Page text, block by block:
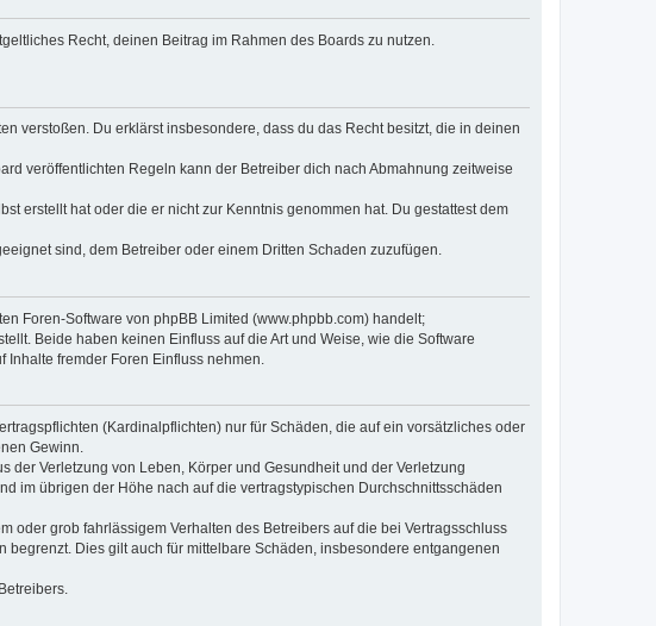
Recht, deinen Beitrag im Rahmen des Boards zu nutzen.
verstoßen. Du erklärst insbesondere, dass du das Recht besitzt, die in deinen
veröffentlichten Regeln kann der Betreiber dich nach Abmahnung zeitweise
erstellt hat oder die er nicht zur Kenntnis genommen hat. Du gestattest dem
sind, dem Betreiber oder einem Dritten Schaden zuzufügen.
Foren-Software von phpBB Limited (www.phpbb.com) handelt;
Beide haben keinen Einfluss auf die Art und Weise, wie die Software
fremder Foren Einfluss nehmen.
(Kardinalpflichten) nur für Schäden, die auf ein vorsätzliches oder
Gewinn.
Verletzung von Leben, Körper und Gesundheit und der Verletzung
im übrigen der Höhe nach auf die vertragstypischen Durchschnittsschäden
oder grob fahrlässigem Verhalten des Betreibers auf die bei Vertragsschluss
Dies gilt auch für mittelbare Schäden, insbesondere entgangenen